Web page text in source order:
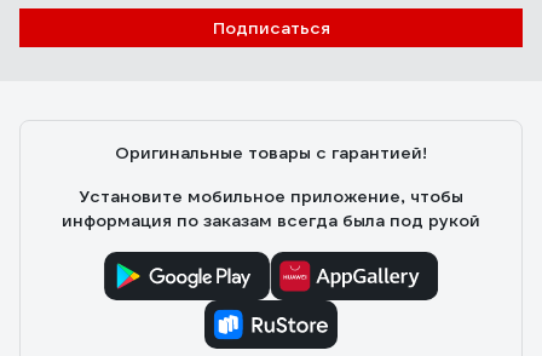
Подписаться
Оригинальные товары с гарантией!
Установите мобильное приложение, чтобы
информация по заказам всегда была под рукой